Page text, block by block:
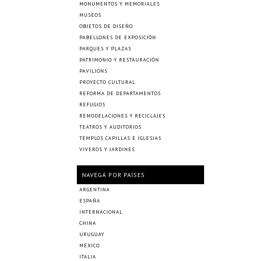
MONUMENTOS Y MEMORIALES
MUSEOS
OBJETOS DE DISEÑO
PABELLONES DE EXPOSICIÓN
PARQUES Y PLAZAS
PATRIMONIO Y RESTAURACIÓN
PAVILIONS
PROYECTO CULTURAL
REFORMA DE DEPARTAMENTOS
REFUGIOS
REMODELACIONES Y RECICLAJES
TEATROS Y AUDITORIOS
TEMPLOS CAPILLAS E IGLESIAS
VIVEROS Y JARDINES
NAVEGÁ POR PAÍSES
ARGENTINA
ESPAÑA
INTERNACIONAL
CHINA
URUGUAY
MÉXICO
ITALIA